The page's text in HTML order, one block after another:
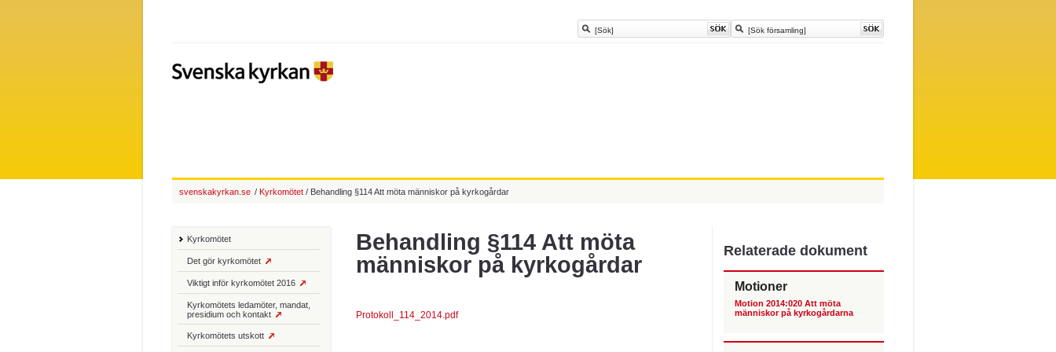
Behandling §114 Att möta
människor på kyrkogårdar
Protokoll_114_2014.pdf
Kyrkomötet
Det gör kyrkomötet
Viktigt inför kyrkomötet 2016
Kyrkomötets ledamöter, mandat,
presidium och kontakt
Kyrkomötets utskott
Relaterade dokument
Motioner
Motion 2014:020 Att möta
människor på kyrkogårdarna
svenskakyrkan.se / Kyrkomötet / Behandling §114 Att möta människor på kyrkogårdar